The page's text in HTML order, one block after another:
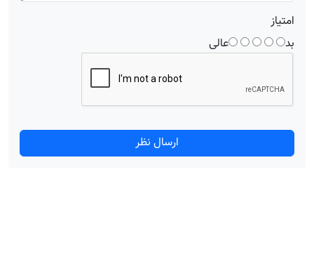
امتیاز
بد
عالی
ارسال نظر